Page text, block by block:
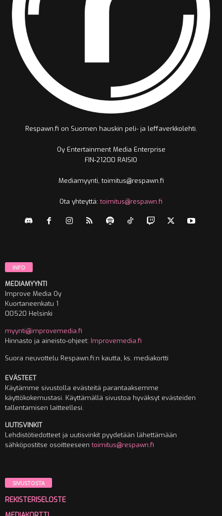
Respawn.fi on Suomen hauskin peli- ja leffaverkkolehti.
Oy Entertainment Media Enterprise
FIN-21200 RAISIO
Mediamyynti, toimitus@respawn.fi
Ota yhteyttä:toimitus@respawn.fi
INFO
MEDIAMYYNTI
Improve Media Oy
Kuortaneenkatu 1
00520 Helsinki
myynti@improvemedia.fi
Hinnasto ja aineisto-ohjeet: Improvemedia.fi
Suora neuvottelu Respawn.fi:n kautta, ks. mediakortti
EVÄSTEET
Käytämme sivustolla evästeitä parantaaksemme
käyttökokemustasi. Käyttämällä sivustoa hyväksyt evästeiden
tallentamisen laitteellesi.
UUTISVINKIT
Lehdistötiedotteet ja uutisvinkit pyydetään lähettämään
sähköpostitse osoitteeseentoimitus@respawn.fi
SIVUSTOSTA
REKISTERISELOSTE